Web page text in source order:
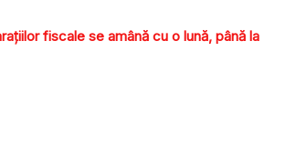
fiscale se amână cu o lună, până la